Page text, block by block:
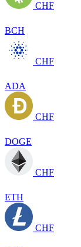
CHF
BCH
CHF
ADA
CHF
DOGE
CHF
ETH
CHF